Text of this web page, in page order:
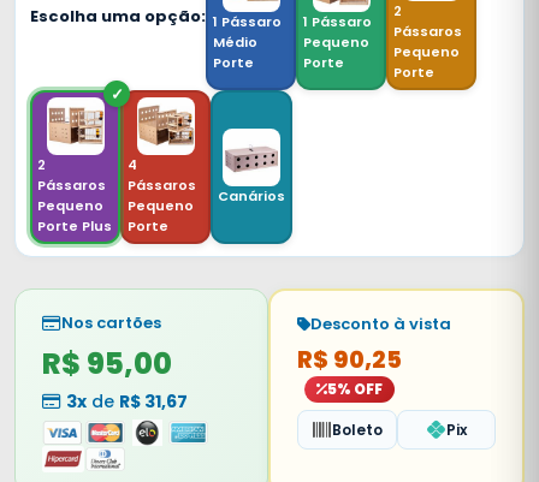
Escolha uma opção: 1 Pássaro
Médio
Porte
1 Pássaro
Pequeno
Porte
2
Pássaros
Pequeno
Porte
2
Pássaros
Pequeno
Porte Plus
4
Pássaros
Pequeno
Porte
Canários
Nos cartões
R$ 95,00
3x de R$ 31,67
Desconto à vista
R$ 90,25
5% OFF
Boleto
Pix